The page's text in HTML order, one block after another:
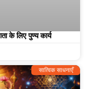
के लिए पुण्य कार्य
सात्विक साधनाएँ